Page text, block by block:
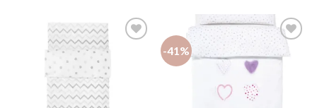
-41%